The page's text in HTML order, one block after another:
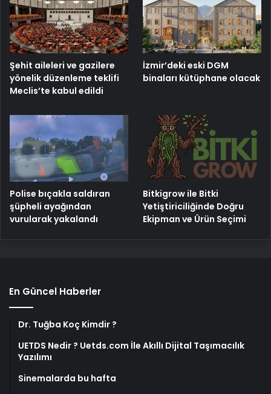
Şehit aileleri ve gazilere
yönelik düzenleme teklifi
Meclis’te kabul edildi
İzmir’deki eski DGM
binaları kütüphane olacak
Polise bıçakla saldıran
şüpheli ayağından
vurularak yakalandı
Bitkigrow ile Bitki
Yetiştiriciliğinde Doğru
Ekipman ve Ürün Seçimi
En Güncel Haberler
Dr. Tuğba Koç Kimdir ?
UETDS Nedir ? Uetds.com İle Akıllı Dijital Taşımacılık
Yazılımı
Sinemalarda bu hafta